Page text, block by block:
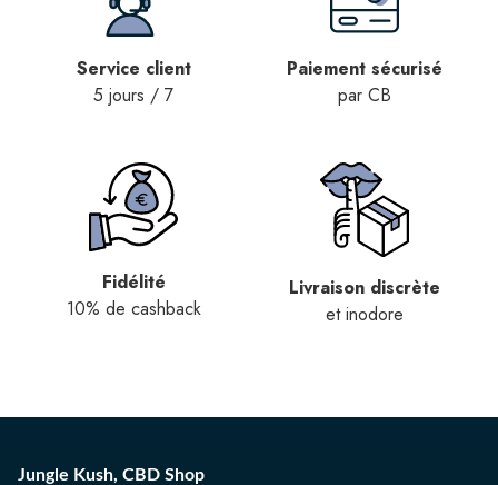
Service client
5 jours / 7
Paiement sécurisé
par CB
Fidélité
10% de cashback
Livraison discrète
et inodore
Jungle Kush, CBD Shop